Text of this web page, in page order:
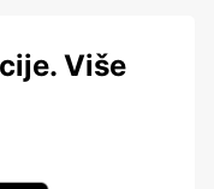
Više